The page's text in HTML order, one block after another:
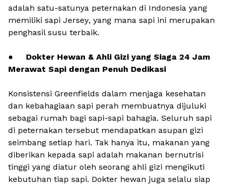
adalah satu-satunya peternakan di Indonesia yang
memiliki sapi Jersey, yang mana sapi ini merupakan
penghasil susu terbaik.
● Dokter Hewan & Ahli Gizi yang Siaga 24 Jam
Merawat Sapi dengan Penuh Dedikasi
Konsistensi Greenfields dalam menjaga kesehatan
dan kebahagiaan sapi perah membuatnya dijuluki
sebagai rumah bagi sapi-sapi bahagia. Seluruh sapi
di peternakan tersebut mendapatkan asupan gizi
seimbang setiap hari. Tak hanya itu, makanan yang
diberikan kepada sapi adalah makanan bernutrisi
tinggi yang diatur oleh seorang ahli gizi mengikuti
kebutuhan tiap sapi. Dokter hewan juga selalu siap